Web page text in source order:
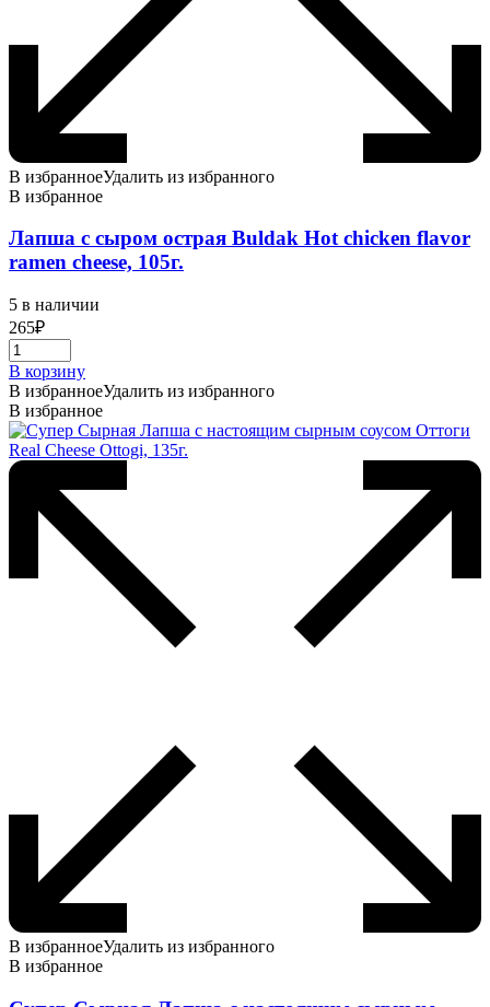
В избранноеУдалить из избранного
В избранное
Лапша с сыром острая Buldak Hot chicken flavor
ramen cheese, 105г.
5 в наличии
265₽
В корзину
В избранноеУдалить из избранного
В избранное
В избранноеУдалить из избранного
В избранное